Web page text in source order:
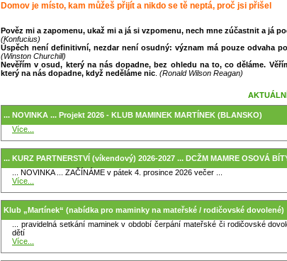
Domov je místo, kam můžeš přijít a nikdo se tě neptá, proč jsi přišel
Pověz mi a zapomenu, ukaž mi a já si vzpomenu, nech mne zúčastnit a já
(Konfucius)
Úspěch není definitivní, nezdar není osudný: význam má pouze odvaha
(Winston Churchill)
Nevěřím v osud, který na nás dopadne, bez ohledu na to, co děláme.
který na nás dopadne, když neděláme nic (Ronald Wilson Reagan)
... NOVINKA ... Projekt 2026 - KLUB MAMINEK MARTÍNEK (BLANSKO)
Více...
... KURZ PARTNERSTVÍ (víkendový) 2026-2027 ... DCŽM MAMRE OSOVÁ
... NOVINKA ... ZAČÍNÁME v pátek 4. prosince 2026 večer ...
Více...
Klub „Martínek“ (nabídka pro maminky na mateřské / rodičovské dovolené)
... pravidelná setkání maminek v období čerpání mateřské či rodičovské
dětí
Více...